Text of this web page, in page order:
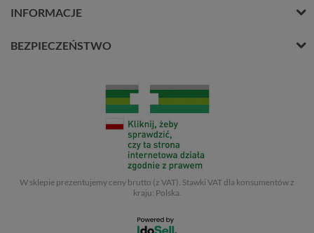
INFORMACJE
BEZPIECZEŃSTWO
W sklepie prezentujemy ceny brutto (z VAT). Stawki VAT dla konsumentów z
kraju: Polska.